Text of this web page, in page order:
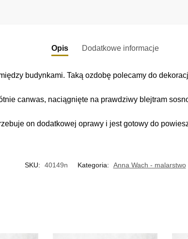
Opis Dodatkowe informacje
budynkami. Taką ozdobę polecamy do
canwas, naciągnięte na prawdziwy blejtram
on dodatkowej oprawy i jest gotowy do
SKU: 40149n Kategoria: Anna Wach - malarstwo